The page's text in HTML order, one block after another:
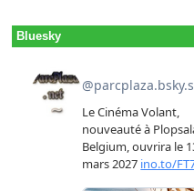
Bluesky